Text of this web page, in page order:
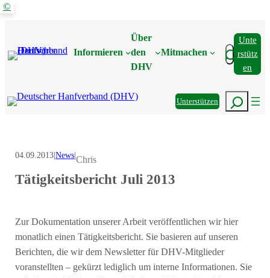
Zum
Informieren
Über
den
DHV
Mitmachen Suchen
Unte
Rstütz
En
UnterstützenSuchen
©
04.09.2013|News|Chris
Tätigkeitsbericht Juli 2013
Zur Dokumentation unserer Arbeit veröffentlichen wir hier
monatlich einen Tätigkeitsbericht. Sie basieren auf unseren
Berichten, die wir dem Newsletter für DHV-Mitglieder
voranstellten – gekürzt lediglich um interne Informationen. Sie